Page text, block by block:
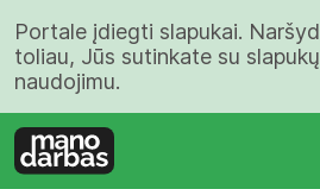
Portale įdiegti slapukai.
toliau, Jūs sutinkate su slapukų
naudojimu.